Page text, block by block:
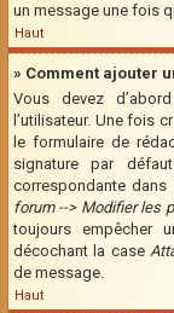
un message une fois
Haut
» Comment ajouter
Vous devez
l’utilisateur. Une fois
le formulaire de
signature par
correspondante dans
forum --> Modifier les
toujours empêcher
décochant la case
de message.
Haut